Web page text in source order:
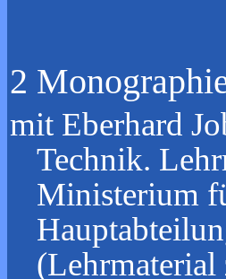
2
mit Eberhard
Technik.
Ministerium